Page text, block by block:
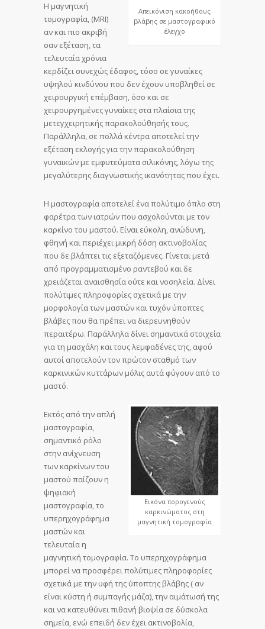
Απεικόνιση κακοήθους
βλάβης σε μαστογραφικό
έλεγχο
Η μαγνητική
τομογραφία, (MRI)
αν και πιο ακριβή
σαν εξέταση, τα
τελευταία χρόνια
κερδίζει συνεχώς έδαφος, τόσο σε γυναίκες
υψηλού κινδύνου που δεν έχουν υποβληθεί σε
χειρουργική επέμβαση, όσο και σε
χειρουργημένες γυναίκες στα πλαίσια της
μετεγχειρητικής παρακολούθησής τους.
Παράλληλα, σε πολλά κέντρα αποτελεί την
εξέταση εκλογής για την παρακολούθηση
γυναικών με εμφυτεύματα σιλικόνης, λόγω της
μεγαλύτερης διαγνωστικής ικανότητας που έχει.
Η μαστογραφία αποτελεί ένα πολύτιμο όπλο στη
φαρέτρα των ιατρών που ασχολούνται με τον
καρκίνο του μαστού. Είναι εύκολη, ανώδυνη,
φθηνή και περιέχει μικρή δόση ακτινοβολίας
που δε βλάπτει τις εξεταζόμενες. Γίνεται μετά
από προγραμματισμένο ραντεβού και δε
χρειάζεται αναισθησία ούτε και νοσηλεία. Δίνει
πολύτιμες πληροφορίες σχετικά με την
μορφολογία των μαστών και τυχόν ύποπτες
βλάβες που θα πρέπει να διερευνηθούν
περαιτέρω. Παράλληλα δίνει σημαντικά στοιχεία
για τη μασχάλη και τους λεμφαδένες της, αφού
αυτοί αποτελούν τον πρώτον σταθμό των
καρκινικών κυττάρων μόλις αυτά φύγουν από το
μαστό.
Εικόνα πορογενούς
καρκινώματος στη
μαγνητική τομογραφία
Εκτός από την απλή
μαστογραφία,
σημαντικό ρόλο
στην ανίχνευση
των καρκίνων του
μαστού παίζουν η
ψηφιακή
μαστογραφία, το
υπερηχογράφημα
μαστών και
τελευταία η
μαγνητική τομογραφία. Το υπερηχογράφημα
μπορεί να προσφέρει πολύτιμες πληροφορίες
σχετικά με την υφή της ύποπτης βλάβης ( αν
είναι κύστη ή συμπαγής μάζα), την αιμάτωσή της
και να κατευθύνει πιθανή βιοψία σε δύσκολα
σημεία, ενώ επειδή δεν έχει ακτινοβολία,